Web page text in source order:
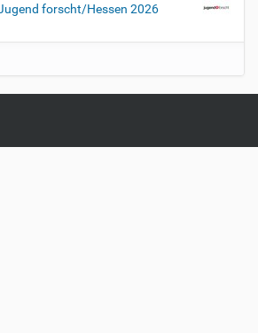
forscht/Hessen 2026